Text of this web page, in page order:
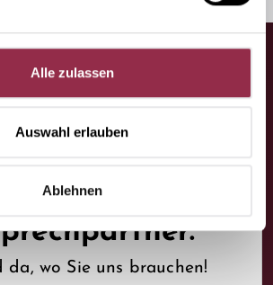
Alle zulassen
Auswahl erlauben
Ablehnen
Ihre
da, wo Sie uns brauchen!